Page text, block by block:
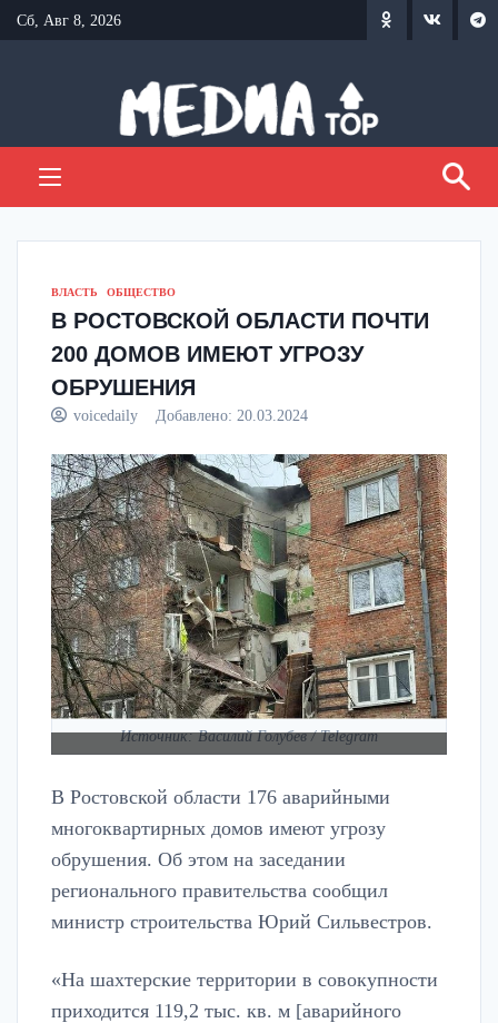
Перейти
к
Сб, Авг 8, 2026
ВЛАСТЬ ОБЩЕСТВО
В РОСТОВСКОЙ ОБЛАСТИ ПОЧТИ
200 ДОМОВ ИМЕЮТ УГРОЗУ
ОБРУШЕНИЯ
voicedaily Добавлено: 20.03.2024
Источник: Василий Голубев / Telegram
В Ростовской области 176 аварийными
многоквартирных домов имеют угрозу
обрушения. Об этом на заседании
регионального правительства сообщил
министр строительства Юрий Сильвестров.
«На шахтерские территории в совокупности
приходится 119,2 тыс. кв. м [аварийного